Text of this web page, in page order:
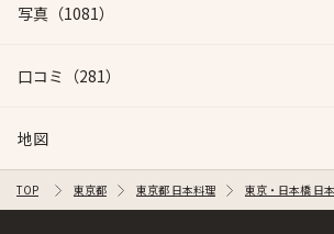
写真 （1081）
口コミ （281）
地図
TOP 東京都 東京都 日本料理 東京・日本橋 日